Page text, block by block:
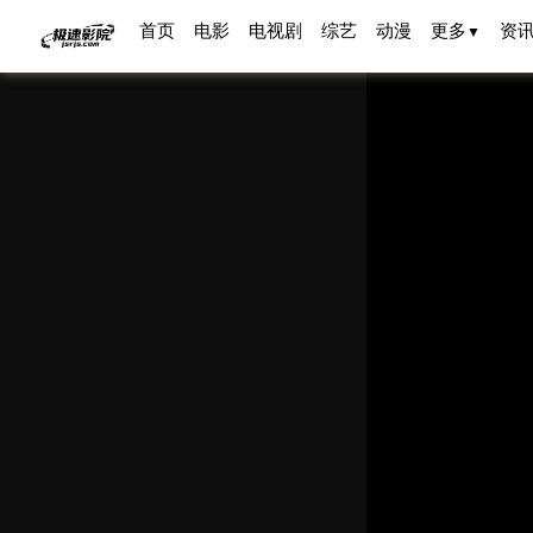
首页 电影 电视剧 综艺 动漫 更多 ▼ 资